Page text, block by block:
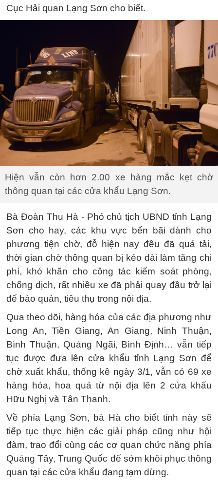
Cục Hải quan Lạng Sơn cho biết.
Hiện vẫn còn hơn 2.00 xe hàng mắc kẹt chờ
thông quan tại các cửa khẩu Lạng Sơn.
Bà Đoàn Thu Hà - Phó chủ tịch UBND tỉnh Lạng
Sơn cho hay, các khu vực bến bãi dành cho
phương tiện chờ, đỗ hiện nay đều đã quá tải,
thời gian chờ thông quan bị kéo dài làm tăng chi
phí, khó khăn cho công tác kiểm soát phòng,
chống dịch, rất nhiều xe đã phải quay đầu trở lại
để bảo quản, tiêu thụ trong nội địa.
Qua theo dõi, hàng hóa của các địa phương như
Long An, Tiền Giang, An Giang, Ninh Thuận,
Bình Thuận, Quảng Ngãi, Bình Định… vẫn tiếp
tục được đưa lên cửa khẩu tỉnh Lạng Sơn để
chờ xuất khẩu, thống kê ngày 3/1, vẫn có 69 xe
hàng hóa, hoa quả từ nội địa lên 2 cửa khẩu
Hữu Nghị và Tân Thanh.
Về phía Lạng Sơn, bà Hà cho biết tỉnh này sẽ
tiếp tục thực hiện các giải pháp cũng như hội
đàm, trao đổi cùng các cơ quan chức năng phía
Quảng Tây, Trung Quốc để sớm khôi phục thông
quan tại các cửa khẩu đang tạm dừng.